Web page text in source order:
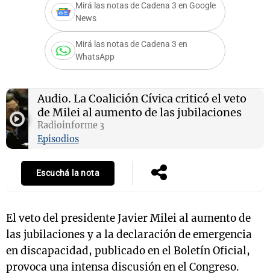
Mirá las notas de Cadena 3 en Google
News
Mirá las notas de Cadena 3 en
WhatsApp
Audio. La Coalición Cívica criticó el veto
de Milei al aumento de las jubilaciones
Radioinforme 3
Episodios
Escuchá la nota
El veto del presidente Javier Milei al aumento de
las jubilaciones y a la declaración de emergencia
en discapacidad, publicado en el Boletín Oficial,
provoca una intensa discusión en el Congreso.
Notas
Notas